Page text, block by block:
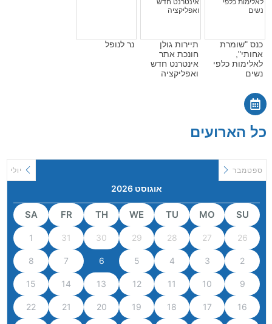
כנס "שומרת
אחותי",
לאלימות כלפי
נשים
תיירות גולן
חונכת אתר
אינטרנט חדש
ואפליקציה
נר לנופל
כל הארועים
יולי
אוגוסט 2026
ספטמבר
SU
MO
TU
WE
TH
FR
SA
26
27
28
29
30
31
1
2
3
4
5
6
7
8
9
10
11
12
13
14
15
16
17
18
19
20
21
22